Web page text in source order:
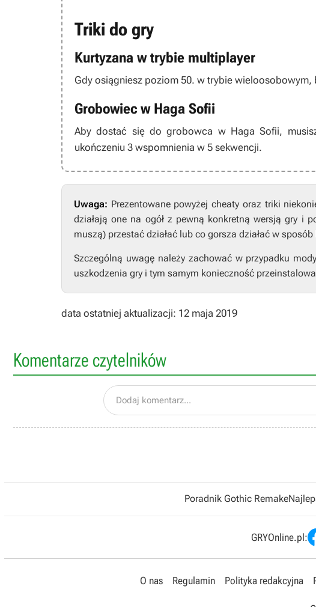
Triki do gry
Kurtyzana w trybie multiplayer
Gdy osiągniesz poziom 50. w trybie wieloosobowym,
Grobowiec w Haga Sofii
Aby dostać się do grobowca w Haga Sofii,
ukończeniu 3 wspomnienia w 5 sekwencji.
Uwaga: Prezentowane powyżej cheaty oraz triki
działają one na ogół z pewną konkretną wersją gry i
muszą) przestać działać lub co gorsza działać w sposób
Szczególną uwagę należy zachować w przypadku
uszkodzenia gry i tym samym konieczność
data ostatniej aktualizacji: 12 maja 2019
Komentarze czytelników
Dodaj komentarz...
Poradnik Gothic Remake
GRYOnline.pl:
O nas Regulamin Polityka redakcyjna